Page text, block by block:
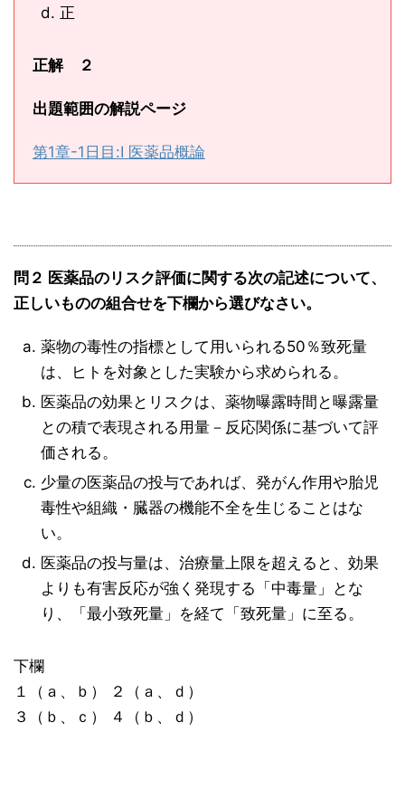
正
正解 ２
出題範囲の解説ページ
第1章-1日目:Ⅰ 医薬品概論
問２ 医薬品のリスク評価に関する次の記述について、
正しいものの組合せを下欄から選びなさい。
薬物の毒性の指標として用いられる50％致死量
は、ヒトを対象とした実験から求められる。
医薬品の効果とリスクは、薬物曝露時間と曝露量
との積で表現される用量－反応関係に基づいて評
価される。
少量の医薬品の投与であれば、発がん作用や胎児
毒性や組織・臓器の機能不全を生じることはな
い。
医薬品の投与量は、治療量上限を超えると、効果
よりも有害反応が強く発現する「中毒量」とな
り、「最小致死量」を経て「致死量」に至る。
下欄
１（ａ、ｂ） ２（ａ、ｄ）
３（ｂ、ｃ） ４（ｂ、ｄ）